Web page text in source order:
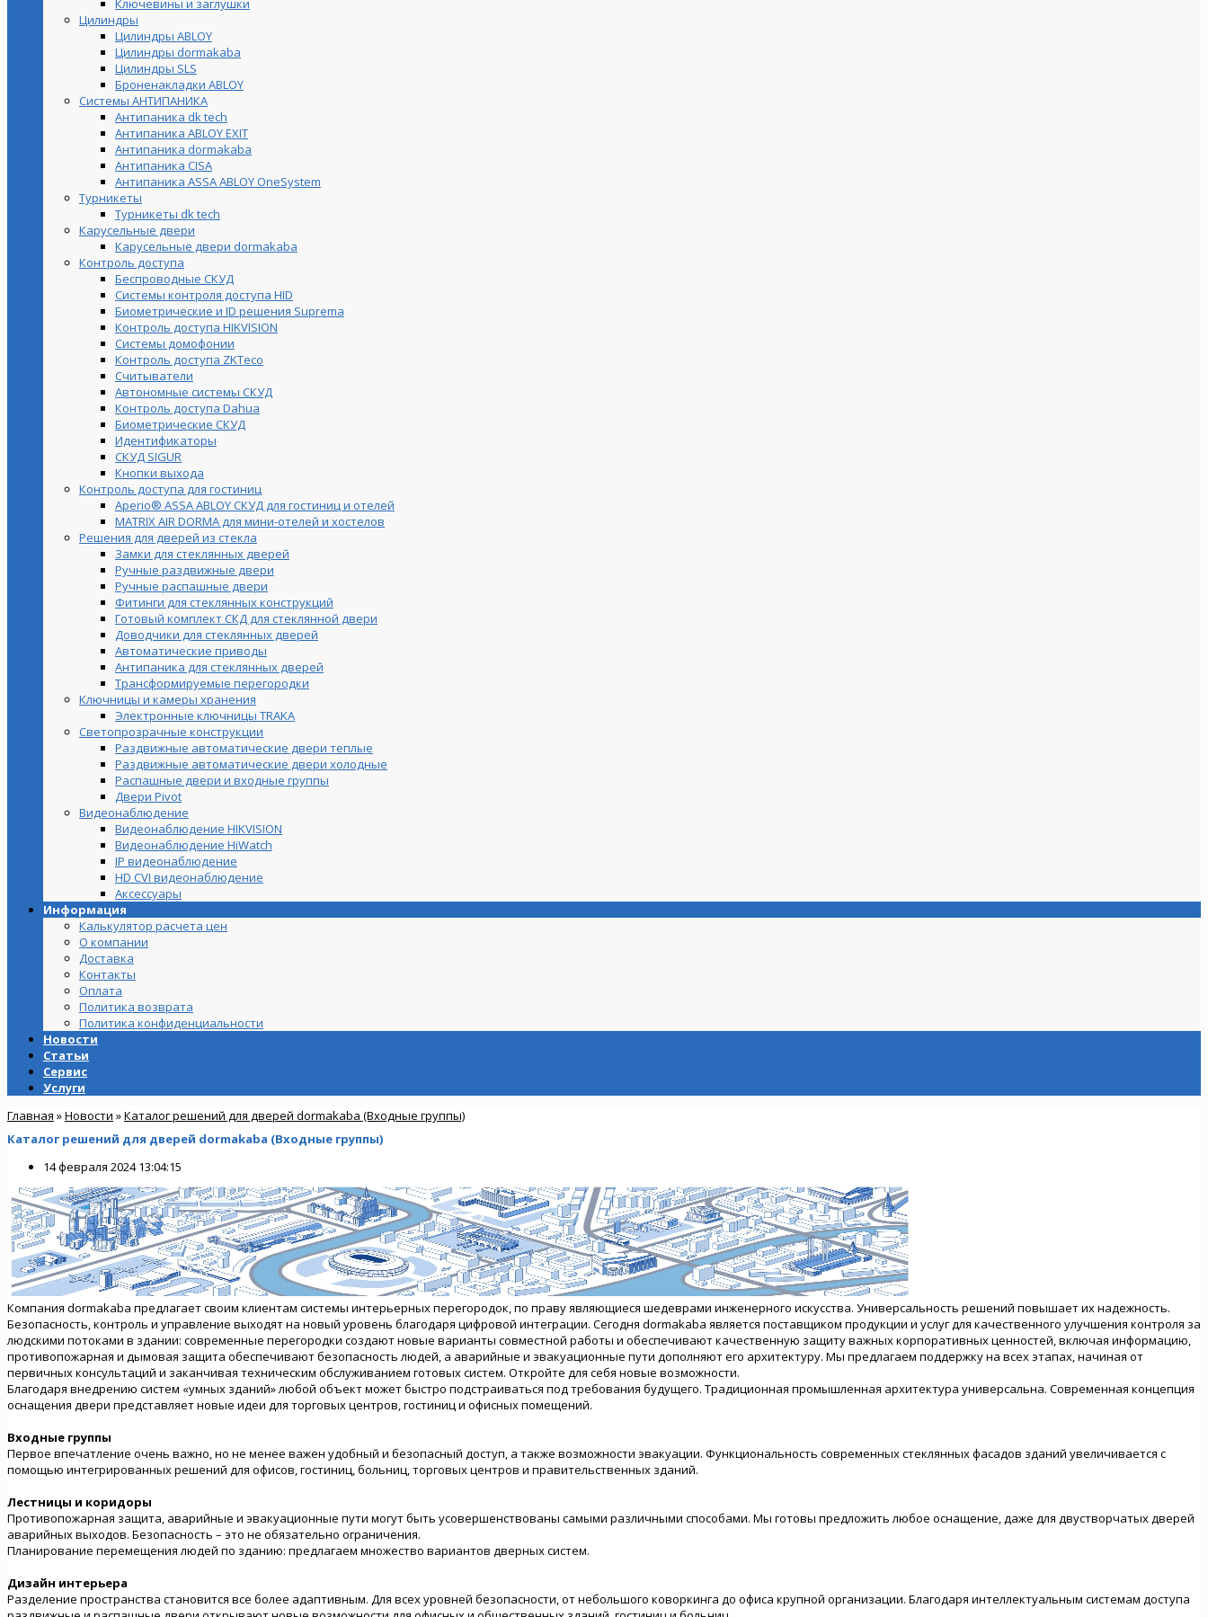
Цилиндры
Цилиндры ABLOY
Цилиндры dormakaba
Цилиндры SLS
Броненакладки ABLOY
Системы АНТИПАНИКА
Антипаника dk tech
Антипаника ABLOY EXIT
Антипаника dormakaba
Антипаника СISA
Антипаника ASSA ABLOY OneSystem
Турникеты
Турникеты dk tech
Карусельные двери
Карусельные двери dormakaba
Контроль доступа
Беспроводные СКУД
Системы контроля доступа HID
Биометрические и ID решения Suprema
Контроль доступа HIKVISION
Системы домофонии
Контроль доступа ZKTeco
Считыватели
Автономные системы СКУД
Контроль доступа Dahua
Биометрические СКУД
Идентификаторы
СКУД SIGUR
Кнопки выхода
Контроль доступа для гостиниц
Aperio® ASSA ABLOY СКУД для гостиниц и отелей
MATRIX AIR DORMA для мини-отелей и хостелов
Решения для дверей из стекла
Замки для стеклянных дверей
Ручные раздвижные двери
Ручные распашные двери
Фитинги для стеклянных конструкций
Готовый комплект СКД для стеклянной двери
Доводчики для стеклянных дверей
Автоматические приводы
Антипаника для стеклянных дверей
Трансформируемые перегородки
Ключницы и камеры хранения
Электронные ключницы TRAKA
Светопрозрачные конструкции
Раздвижные автоматические двери теплые
Раздвижные автоматические двери холодные
Распашные двери и входные группы
Двери Pivot
Видеонаблюдение
Видеонаблюдение HIKVISION
Видеонаблюдение HiWatch
IP видеонаблюдение
HD CVI видеонаблюдение
Аксессуары
Информация
Калькулятор расчета цен
О компании
Доставка
Контакты
Оплата
Политика возврата
Политика конфиденциальности
Новости
Статьи
Сервис
Услуги
Главная »Новости »Каталог решений для дверей dormakaba (Входные группы)
Каталог решений для дверей dormakaba (Входные группы)
14 февраля 2024 13:04:15
Компания dormakaba предлагает своим клиентам системы интерьерных перегородок, по праву являющиеся шедеврами инженерного искусства. Универсальность решений повышает их надежность.
Безопасность, контроль и управление выходят на новый уровень благодаря цифровой интеграции. Сегодня dormakaba является поставщиком продукции и услуг для качественного улучшения контроля за
людскими потоками в здании: современные перегородки создают новые варианты совместной работы и обеспечивают качественную защиту важных корпоративных ценностей, включая информацию,
противопожарная и дымовая защита обеспечивают безопасность людей, а аварийные и эвакуационные пути дополняют его архитектуру. Мы предлагаем поддержку на всех этапах, начиная от
первичных консультаций и заканчивая техническим обслуживанием готовых систем. Откройте для себя новые возможности.
Благодаря внедрению систем «умных зданий» любой объект может быстро подстраиваться под требования будущего. Традиционная промышленная архитектура универсальна. Современная концепция
оснащения двери представляет новые идеи для торговых центров, гостиниц и офисных помещений.
Входные группы
Первое впечатление очень важно, но не менее важен удобный и безопасный доступ, а также возможности эвакуации. Функциональность современных стеклянных фасадов зданий увеличивается с
помощью интегрированных решений для офисов, гостиниц, больниц, торговых центров и правительственных зданий.
Лестницы и коридоры
Противопожарная защита, аварийные и эвакуационные пути могут быть усовершенствованы самыми различными способами. Мы готовы предложить любое оснащение, даже для двустворчатых дверей
аварийных выходов. Безопасность – это не обязательно ограничения.
Планирование перемещения людей по зданию: предлагаем множество вариантов дверных систем.
Дизайн интерьера
Разделение пространства становится все более адаптивным. Для всех уровней безопасности, от небольшого коворкинга до офиса крупной организации. Благодаря интеллектуальным системам доступа